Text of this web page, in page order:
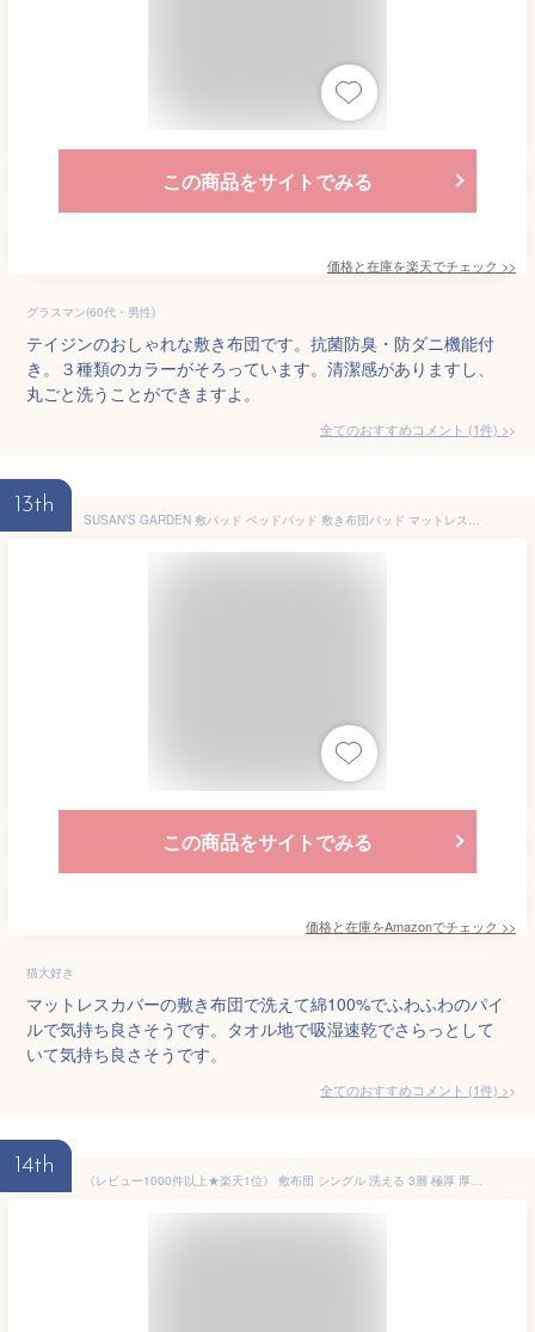
この商品をサイトでみる
価格と在庫を楽天でチェック >>
グラスマン(60代・男性)
テイジンのおしゃれな敷き布団です。抗菌防臭・防ダニ機能付
き。３種類のカラーがそろっています。清潔感がありますし、
丸ごと洗うことができますよ。
全てのおすすめコメント (1件) >
13th
SUSAN’S GARDEN 敷パッド ベッドパッド 敷き布団パッド マットレスカバー 綿100% 洗える パイル地 ふわふわのパイル タオル地 吸湿 速乾 オールシーズン 通年 シングル（100X200cm）ブルー
この商品をサイトでみる
価格と在庫をAmazonでチェック >>
猫大好き
マットレスカバーの敷き布団で洗えて綿100%でふわふわのパイ
ルで気持ち良さそうです。タオル地で吸湿速乾でさらっとして
いて気持ち良さそうです。
全てのおすすめコメント (1件) >
14th
《レビュー1000件以上★楽天1位》 敷布団 シングル 洗える 3層 極厚 厚い 洗える敷布団 防ダニ 抗菌 無地 洗濯可 軽量 敷き布団 掛け布団 布団セット シングルロング 洗える 軽い 防臭 コンパクト 固綿入り1人暮らし 新生活